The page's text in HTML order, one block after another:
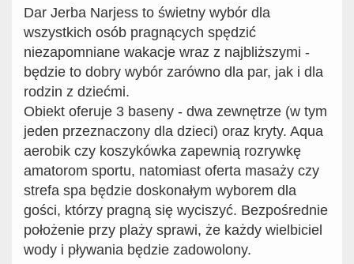
Dar Jerba Narjess to świetny wybór dla
wszystkich osób pragnących spędzić
niezapomniane wakacje wraz z najbliższymi -
będzie to dobry wybór zarówno dla par, jak i dla
rodzin z dziećmi.
Obiekt oferuje 3 baseny - dwa zewnętrze (w tym
jeden przeznaczony dla dzieci) oraz kryty. Aqua
aerobik czy koszykówka zapewnią rozrywkę
amatorom sportu, natomiast oferta masaży czy
strefa spa będzie doskonałym wyborem dla
gości, którzy pragną się wyciszyć. Bezpośrednie
położenie przy plaży sprawi, że każdy wielbiciel
wody i pływania będzie zadowolony.